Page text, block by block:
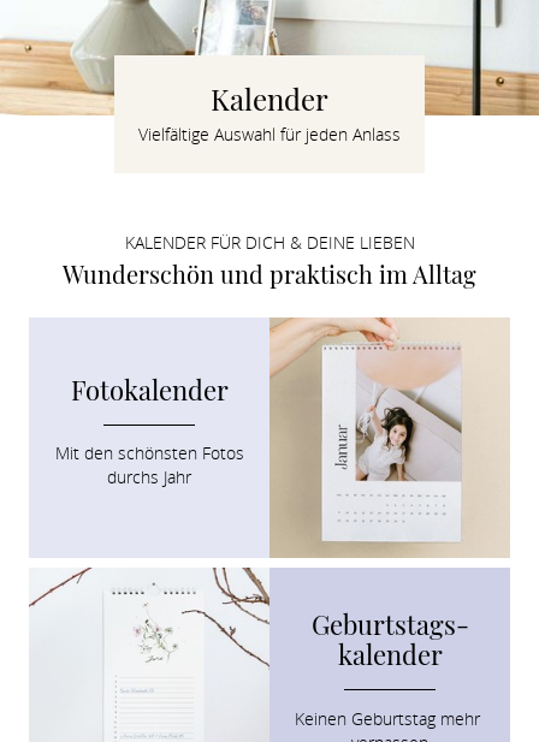
Kalender
Vielfältige Auswahl für jeden Anlass
KALENDER FÜR DICH & DEINE LIEBEN
Wunderschön und praktisch im Alltag
Fotokalender
Mit den schönsten Fotos
durchs Jahr
Geburtstags­
kalender
Keinen Geburtstag mehr